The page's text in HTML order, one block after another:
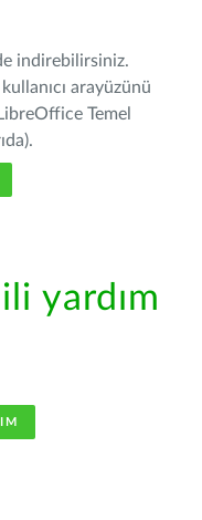
indirebilirsiniz.
arayüzünü
Temel
yardım